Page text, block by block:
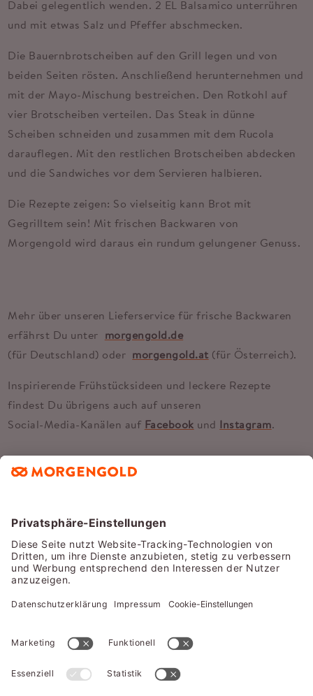
Dabei gelegentlich wenden. 2 EL Balsamico unterrühren
und mit etwas Salz und Pfeffer abschmecken.
Die Bauernbrotscheiben auf den Grill legen und von
beiden Seiten rösten. Anschließend herunternehmen und
mit der Mayo-Mischung bestreichen. Den Rotkohl auf
vier Brotscheiben verteilen. Das Steak in dünne
Scheiben schneiden und zusammen mit dem Rucola
darauflegen. Mit den restlichen Brotscheiben abdecken
und die Sandwiches vor dem Servieren halbieren.
Die Rezepte zeigen: So vielseitig kann Brot mit
Gegrilltem sein! Mit frischen Backwaren von
Morgengold wird daraus ein rundum gelungener Genuss.
Mehr über unseren Lieferservice für frische Backwaren
erfährst Du unter morgengold.de
(für Deutschland) oder morgengold.at (für Österreich).
Inspirierende Frühstücksideen und leckere Rezepte
findest Du übrigens auch auf unseren
Social-Media-Kanälen auf Facebook und Instagram.
LIFESTYLE
„SOLANGE ICH NICHT AM ZIEL BIN, GEHE
ICH WEITER.“